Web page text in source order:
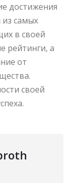
достижения
самых
в своей
рейтинги, а
от
своей